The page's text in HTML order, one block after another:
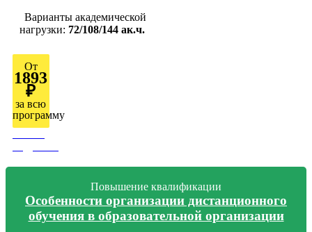
Варианты академической
нагрузки: 72/108/144 ак.ч.
От
1893
₽
за всю
программу
Повышение квалификации
Особенности организации дистанционного
обучения в образовательной организации